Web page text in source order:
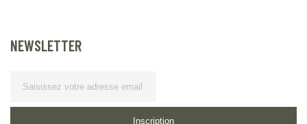
NEWSLETTER
Inscription